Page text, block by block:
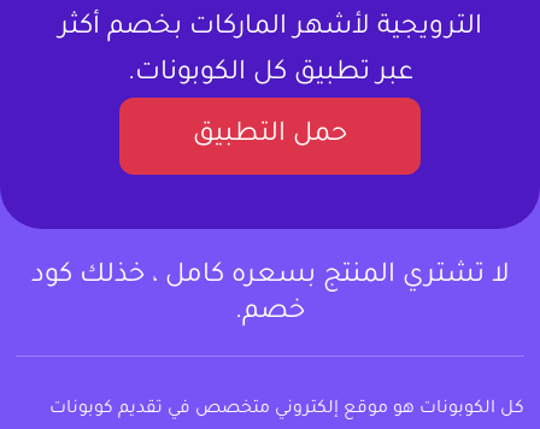
الترويجية لأشهر الماركات بخصم أكثر
عبر تطبيق كل الكوبونات.
حمل التطبيق
لا تشتري المنتج بسعره كامل ، خذلك كود
خصم.
كل الكوبونات هو موقع إلكتروني متخصص في تقديم كوبونات